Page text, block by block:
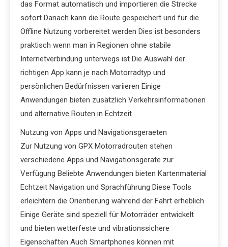
das Format automatisch und importieren die Strecke
sofort Danach kann die Route gespeichert und für die
Offline Nutzung vorbereitet werden Dies ist besonders
praktisch wenn man in Regionen ohne stabile
Internetverbindung unterwegs ist Die Auswahl der
richtigen App kann je nach Motorradtyp und
persönlichen Bedürfnissen variieren Einige
Anwendungen bieten zusätzlich Verkehrsinformationen
und alternative Routen in Echtzeit
Nutzung von Apps und Navigationsgeraeten
Zur Nutzung von GPX Motorradrouten stehen
verschiedene Apps und Navigationsgeräte zur
Verfügung Beliebte Anwendungen bieten Kartenmaterial
Echtzeit Navigation und Sprachführung Diese Tools
erleichtern die Orientierung während der Fahrt erheblich
Einige Geräte sind speziell für Motorräder entwickelt
und bieten wetterfeste und vibrationssichere
Eigenschaften Auch Smartphones können mit